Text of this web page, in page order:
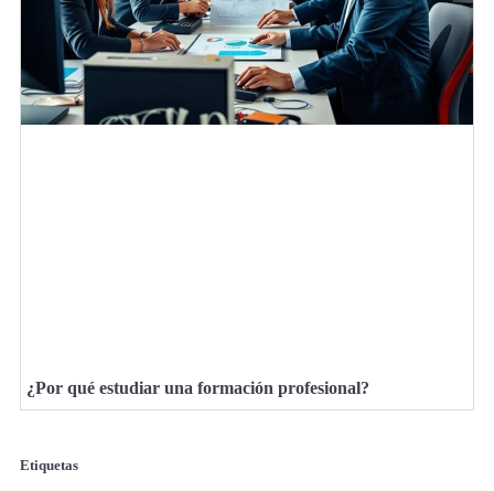
¿Por qué estudiar una formación profesional?
Etiquetas